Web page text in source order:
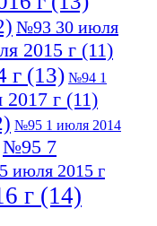
№93 30 июля
2015 г (11)
г (13) №94 1
г (11)
№95 1 июля 2014
№95 7
июля 2015 г
г (14)